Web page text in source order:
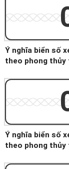
Ý nghĩa biển số
theo phong thủy
Ý nghĩa biển số
theo phong thủy